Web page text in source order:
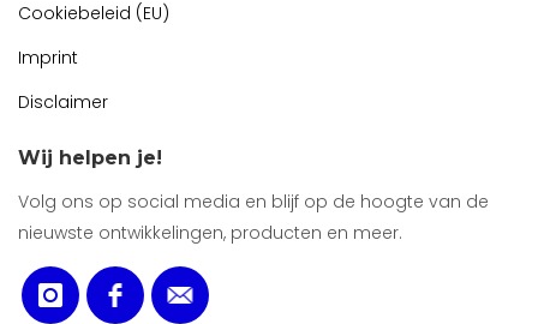
Cookiebeleid (EU)
Imprint
Disclaimer
Wij helpen je!
Volg ons op social media en blijf op de hoogte van de
nieuwste ontwikkelingen, producten en meer.